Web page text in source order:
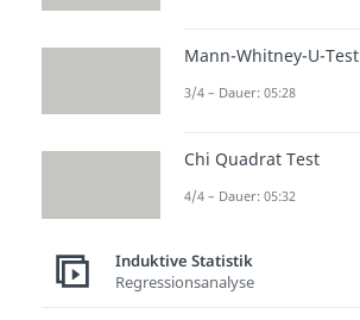
Mann-Whitney-U-Test
3/4 – Dauer: 05:28
Chi Quadrat Test
4/4 – Dauer: 05:32
Induktive Statistik
Regressionsanalyse